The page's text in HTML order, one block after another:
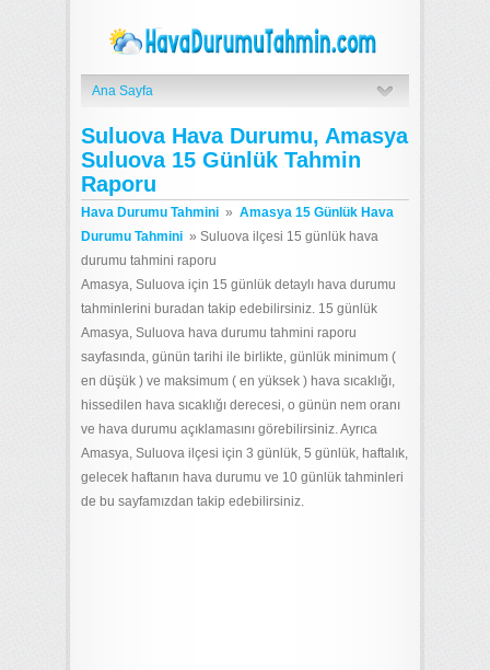
Ana Sayfa
Suluova Hava Durumu, Amasya
Suluova 15 Günlük Tahmin
Raporu
Hava Durumu Tahmini » Amasya 15 Günlük Hava
Durumu Tahmini » Suluova ilçesi 15 günlük hava
durumu tahmini raporu
Amasya, Suluova için 15 günlük detaylı hava durumu
tahminlerini buradan takip edebilirsiniz. 15 günlük
Amasya, Suluova hava durumu tahmini raporu
sayfasında, günün tarihi ile birlikte, günlük minimum (
en düşük ) ve maksimum ( en yüksek ) hava sıcaklığı,
hissedilen hava sıcaklığı derecesi, o günün nem oranı
ve hava durumu açıklamasını görebilirsiniz. Ayrıca
Amasya, Suluova ilçesi için 3 günlük, 5 günlük, haftalık,
gelecek haftanın hava durumu ve 10 günlük tahminleri
de bu sayfamızdan takip edebilirsiniz.